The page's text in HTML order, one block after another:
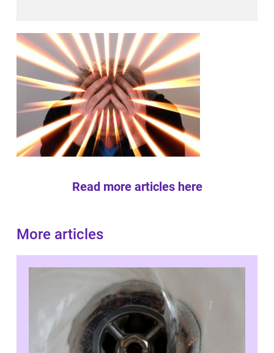
Read more articles here
More articles